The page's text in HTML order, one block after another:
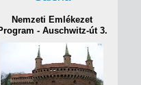
Nemzeti Emlékezet
- Auschwitz-út 3.